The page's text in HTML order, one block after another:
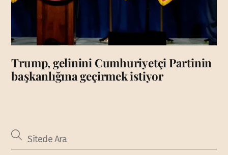
Trump, gelinini Cumhuriyetçi Partinin
başkanlığına geçirmek istiyor